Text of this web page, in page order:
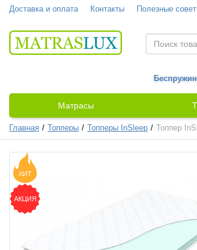
Доставка и оплата Контакты Полезные
Матрасы
Главная Топперы Топперы InSleep Топпер
ХИТ
АКЦИЯ